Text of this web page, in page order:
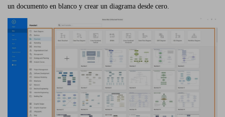
un documento en blanco y crear un diagrama desde cero.